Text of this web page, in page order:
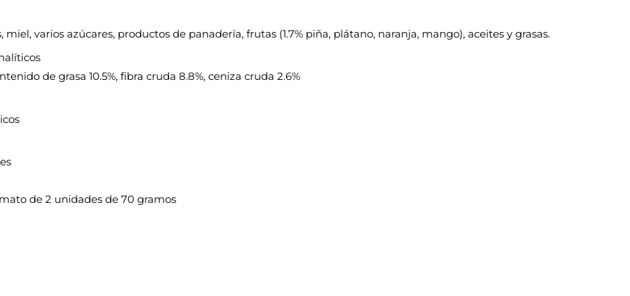
miel, varios azúcares, productos de panadería, frutas (1.7% piña, plátano, naranja, mango), aceites y grasas.
de grasa 10.5%, fibra cruda 8.8%, ceniza cruda 2.6%
de 2 unidades de 70 gramos